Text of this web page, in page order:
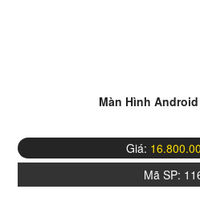
Màn Hình
Giá:
Mã SP: